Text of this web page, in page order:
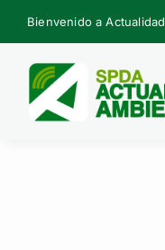
Skip
to
content
Bienvenido a